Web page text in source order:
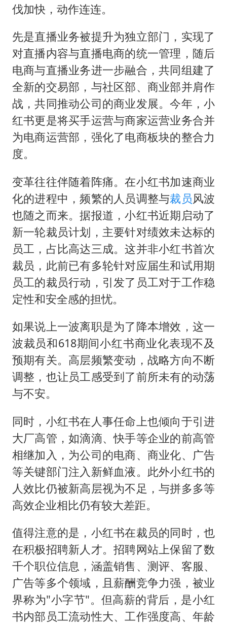
伐加快，动作连连。
先是直播业务被提升为独立部门，实现了
对直播内容与直播电商的统一管理，随后
电商与直播业务进一步融合，共同组建了
全新的交易部，与社区部、商业部并肩作
战，共同推动公司的商业发展。今年，小
红书更是将买手运营与商家运营业务合并
为电商运营部，强化了电商板块的整合力
度。
变革往往伴随着阵痛。在小红书加速商业
化的进程中，频繁的人员调整与裁员风波
也随之而来。据报道，小红书近期启动了
新一轮裁员计划，主要针对绩效未达标的
员工，占比高达三成。这并非小红书首次
裁员，此前已有多轮针对应届生和试用期
员工的裁员行动，引发了员工对于工作稳
定性和安全感的担忧。
如果说上一波离职是为了降本增效，这一
波裁员和618期间小红书商业化表现不及
预期有关。高层频繁变动，战略方向不断
调整，也让员工感受到了前所未有的动荡
与不安。
同时，小红书在人事任命上也倾向于引进
大厂高管，如滴滴、快手等企业的前高管
相继加入，为公司的电商、商业化、广告
等关键部门注入新鲜血液。此外小红书的
人效比仍被新高层视为不足，与拼多多等
高效企业相比仍有较大差距。
值得注意的是，小红书在裁员的同时，也
在积极招聘新人才。招聘网站上保留了数
千个职位信息，涵盖销售、测评、客服、
广告等多个领域，且薪酬竞争力强，被业
界称为"小字节"。但高薪的背后，是小红
书内部员工流动性大、工作强度高、年龄